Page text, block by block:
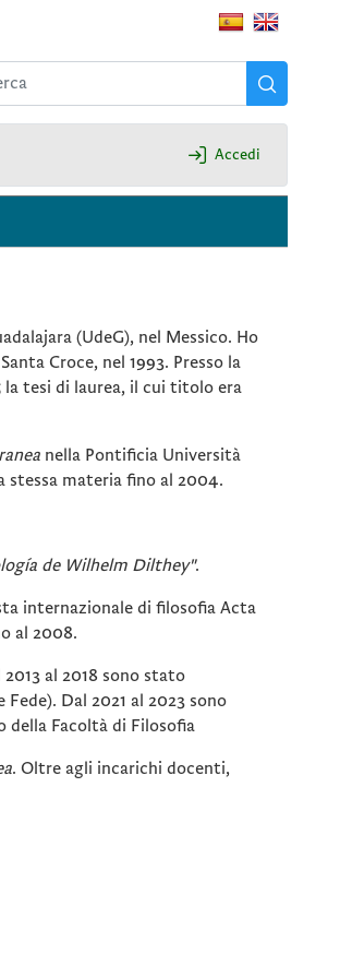
Accedi
(UdeG), nel Messico. Ho
Croce, nel 1993. Presso la
tesi di laurea, il cui titolo era
nella Pontificia Università
stessa materia fino al 2004.
de Wilhelm Dilthey".
internazionale di filosofia Acta
al 2008.
al 2018 sono stato
Dal 2021 al 2023 sono
della Facoltà di Filosofia
. Oltre agli incarichi docenti,